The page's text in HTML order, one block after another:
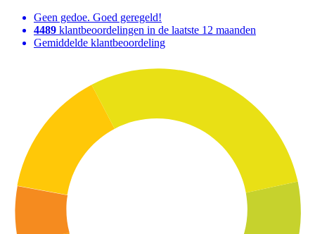
Geen gedoe. Goed geregeld!
4489 klantbeoordelingen in de laatste 12 maanden
Gemiddelde klantbeoordeling